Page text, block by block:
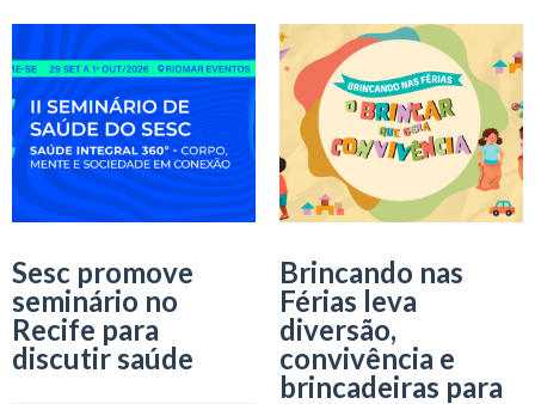
Sesc promove
seminário no
Recife para
discutir saúde
Brincando nas
Férias leva
diversão,
convivência e
brincadeiras para